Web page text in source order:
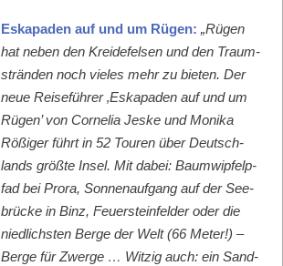
Eska­paden auf und um Rügen: „Rügen
hat neben den Krei­de­felsen und den Traum­
strän­den noch vieles mehr zu bieten. Der
neue Reise­führer ‚Eska­paden auf und um
Rügen’ von Cor­nelia Jeske und Moni­ka
Rößiger führt in 52 Touren über Deutsch­
lands größte Insel. Mit dabei: Baumwipfelp­
fad bei Pro­ra, Son­nenauf­gang auf der See­
brücke in Binz, Feuer­ste­in­felder oder die
niedlich­sten Berge der Welt (66 Meter!) –
Berge für Zwerge … Witzig auch: ein Sand­